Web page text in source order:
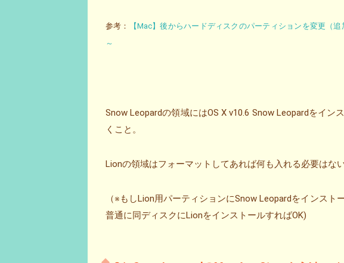
参考：
【Mac】後からハードディスクのパーティションを変更（
～
Snow Leopardの領域にはOS X v10.6 Snow Leopardをイン
くこと。
Lionの領域はフォーマットしてあれば何も入れる必要はない
（※もしLion用パーティションにSnow Leopardをインスト
普通に同ディスクにLionをインストールすればOK)